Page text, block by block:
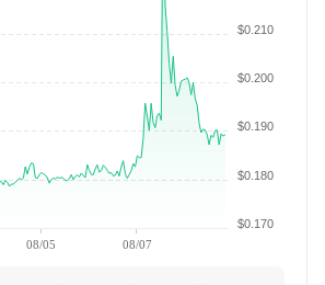
08/05 08/07
$0.170
$0.180
$0.190
$0.200
$0.210